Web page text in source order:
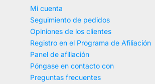
Mi cuenta
Seguimiento de pedidos
Opiniones de los clientes
Registro en el Programa de Afiliación
Panel de afiliación
Póngase en contacto con
Preguntas frecuentes